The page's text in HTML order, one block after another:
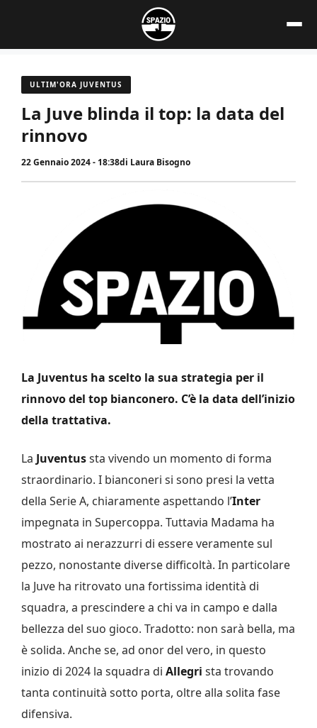
contenuto
ULTIM'ORA JUVENTUS
La Juve blinda il top: la data del
rinnovo
22 Gennaio 2024 - 18:38di Laura Bisogno
La Juventus ha scelto la sua strategia per il
rinnovo del top bianconero. C’è la data dell’inizio
della trattativa.
La Juventussta vivendo un momento di forma
straordinario. I bianconeri si sono presi la vetta
della Serie A, chiaramente aspettando l’Inter
impegnata in Supercoppa. Tuttavia Madama ha
mostrato ai nerazzurri di essere veramente sul
pezzo, nonostante diverse difficoltà. In particolare
la Juve ha ritrovato una fortissima identità di
squadra, a prescindere a chi va in campo e dalla
bellezza del suo gioco. Tradotto: non sarà bella, ma
è solida. Anche se, ad onor del vero, in questo
inizio di 2024 la squadra di Allegri sta trovando
tanta continuità sotto porta, oltre alla solita fase
difensiva.